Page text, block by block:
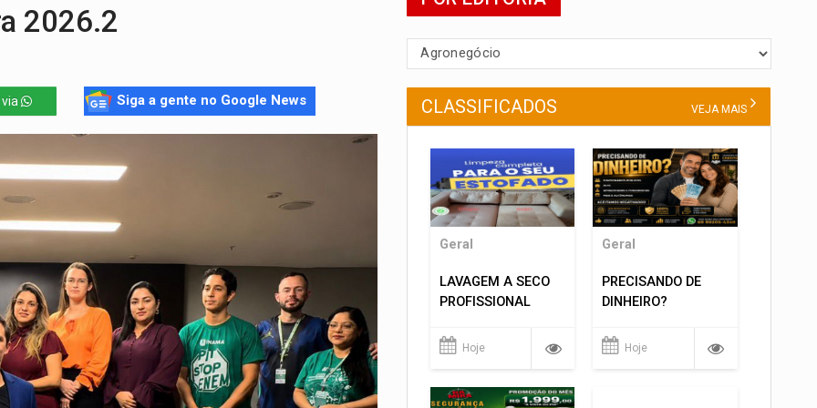
indignação e esperança em rock no seu novo single
recebeu R$ 12 mi em emendas estão no mesmo endereço
é preso durante operação policial
2026.2
Siga a gente no Google News CLASSIFICADOS VEJA MAIS
Geral
LAVAGEM A SECO
PROFISSIONAL
Hoje
Geral
PRECISANDO DE
DINHEIRO?
Hoje